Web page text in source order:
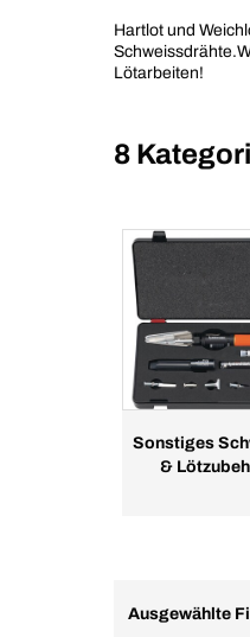
Hartlot und
Lötarbeiten!
8
Sonstiges
&
Ausgewählte